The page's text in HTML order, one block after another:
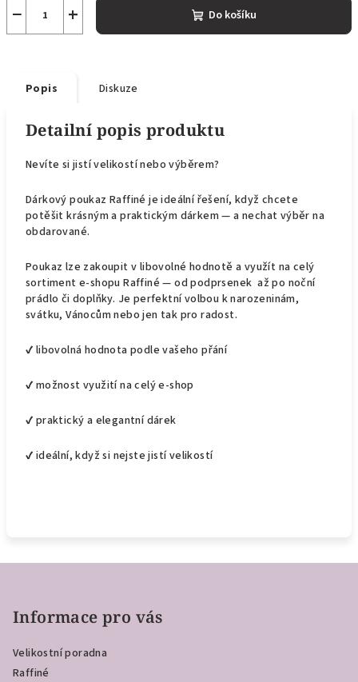
+
− Do košíku
Popis Diskuze
Detailní popis produktu
Nevíte si jistí velikostí nebo výběrem?
Dárkový poukaz Raffiné je ideální řešení, když chcete
potěšit krásným a praktickým dárkem — a nechat výběr na
obdarované.
Poukaz lze zakoupit v libovolné hodnotě a využít na celý
sortiment e-shopu Raffiné — od podprsenek až po noční
prádlo či doplňky. Je perfektní volbou k narozeninám,
svátku, Vánocům nebo jen tak pro radost.
✔ libovolná hodnota podle vašeho přání
✔ možnost využití na celý e-shop
✔ praktický a elegantní dárek
✔ ideální, když si nejste jistí velikostí
Informace pro vás
Velikostní poradna
Raffiné